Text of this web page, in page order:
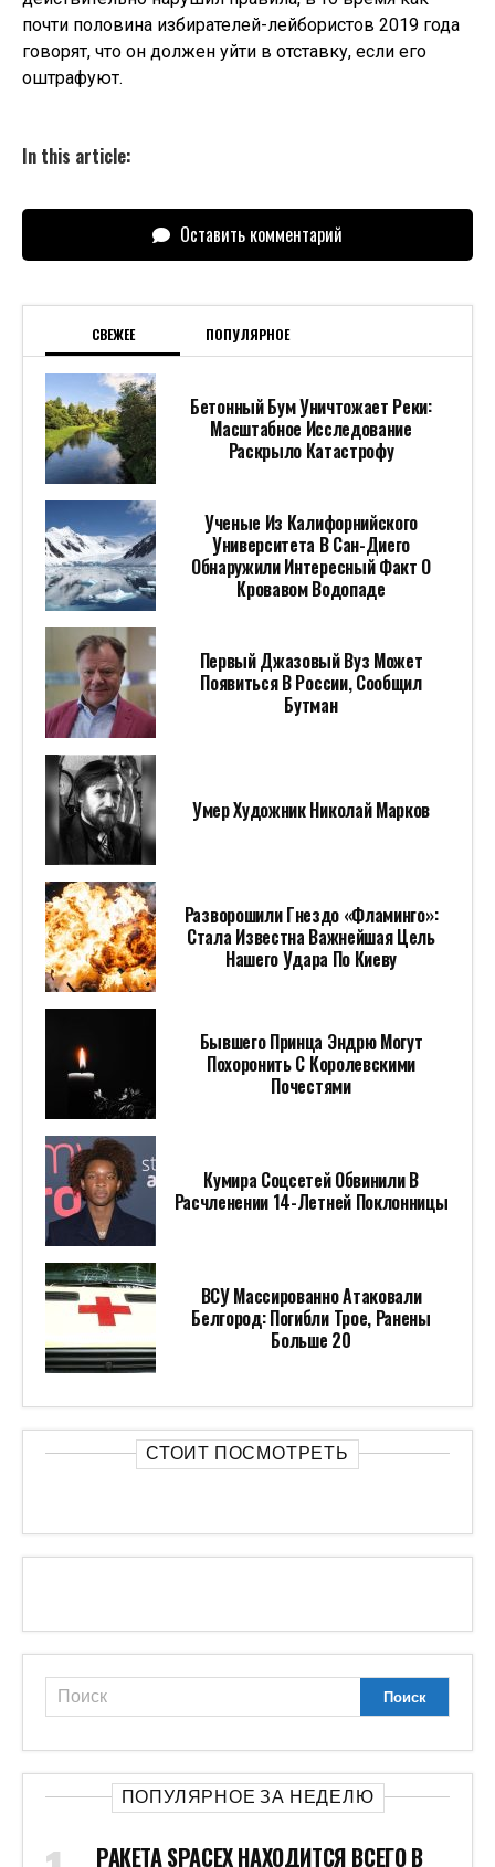
почти половина избирателей-лейбористов 2019 года
говорят, что он должен уйти в отставку, если его
оштрафуют.
In this article:
Оставить комментарий
СВЕЖЕЕ ПОПУЛЯРНОЕ
Бетонный Бум Уничтожает Реки:
Масштабное Исследование
Раскрыло Катастрофу
Ученые Из Калифорнийского
Университета В Сан-Диего
Обнаружили Интересный Факт О
Кровавом Водопаде
Первый Джазовый Вуз Может
Появиться В России, Сообщил
Бутман
Умер Художник Николай Марков
Разворошили Гнездо «Фламинго»:
Стала Известна Важнейшая Цель
Нашего Удара По Киеву
Бывшего Принца Эндрю Могут
Похоронить С Королевскими
Почестями
Кумира Соцсетей Обвинили В
Расчленении 14-Летней Поклонницы
ВСУ Массированно Атаковали
Белгород: Погибли Трое, Ранены
Больше 20
СТОИТ ПОСМОТРЕТЬ
ПОПУЛЯРНОЕ ЗА НЕДЕЛЮ
РАКЕТА SPACEX НАХОДИТСЯ ВСЕГО В